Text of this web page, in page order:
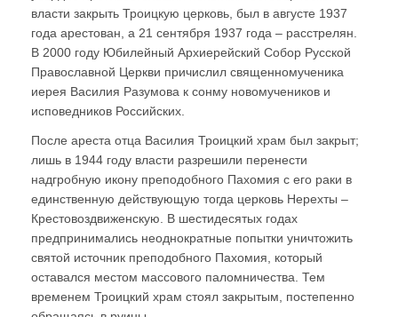
власти закрыть Троицкую церковь, был в августе 1937
года арестован, а 21 сентября 1937 года – расстрелян.
В 2000 году Юбилейный Архиерейский Собор Русской
Православной Церкви причислил священномученика
иерея Василия Разумова к сонму новомучеников и
исповедников Российских.
После ареста отца Василия Троицкий храм был закрыт;
лишь в 1944 году власти разрешили перенести
надгробную икону преподобного Пахомия с его раки в
единственную действующую тогда церковь Нерехты –
Крестовоздвиженскую. В шестидесятых годах
предпринимались неоднократные попытки уничтожить
святой источник преподобного Пахомия, который
оставался местом массового паломничества. Тем
временем Троицкий храм стоял закрытым, постепенно